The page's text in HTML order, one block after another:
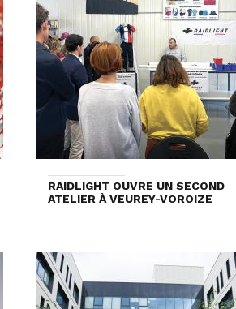
RAIDLIGHT OUVRE UN SECOND
ATELIER À VEUREY-VOROIZE